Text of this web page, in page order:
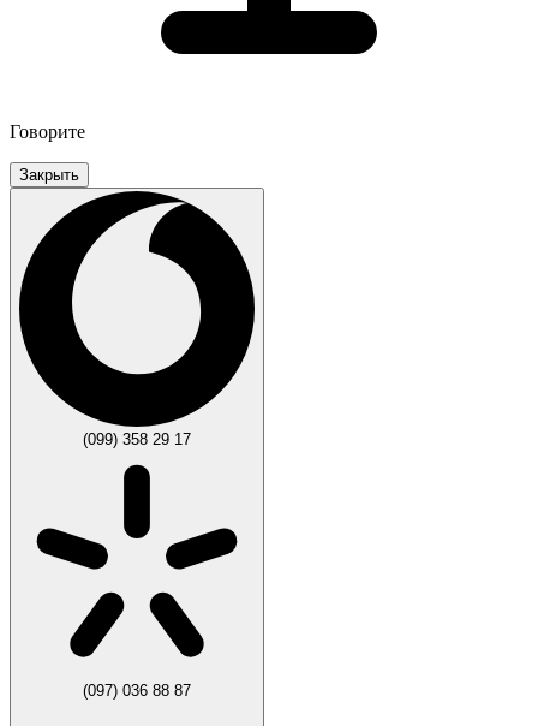
Говорите
Закрыть
(099) 358 29 17
(097) 036 88 87